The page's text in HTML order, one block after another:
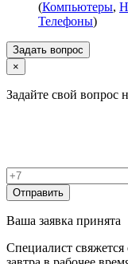
(Компьютеры,
Телефоны)
Задать вопрос
×
Задайте свой вопрос
Отправить
Ваша заявка принята
Специалист